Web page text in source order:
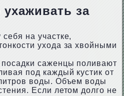
за
на участке,
ухода за хвойными
саженцы поливают
под каждый кустик от
воды. Объем воды
Если летом долго не